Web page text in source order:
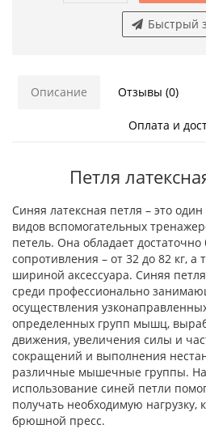
Быстрый
Описание Отзывы (0)
Оплата и
Петля
Синяя латексная петля – это
видов вспомогательных
петель. Она обладает
сопротивления – от 32 до 82 кг, а
шириной аксессуара. Синяя
среди профессионально
осуществления
определенных групп мышц,
движения, увеличения силы и
сокращений и выполнения
различные мышечные группы.
использование синей петли
получать необходимую нагрузку,
брюшной пресс.